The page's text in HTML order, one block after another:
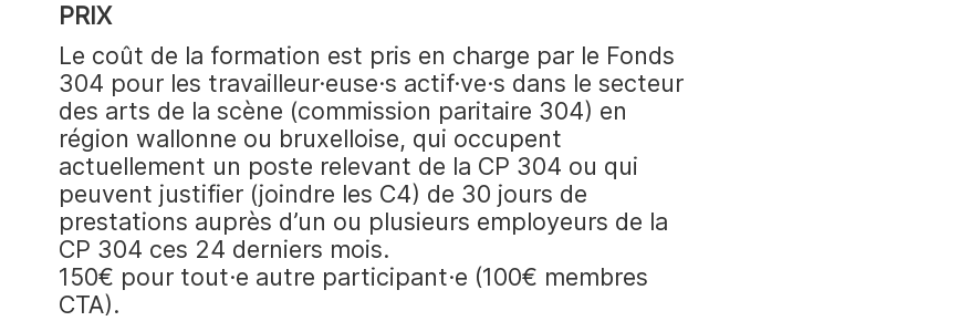
PRIX
Le coût de la formation est pris en charge par le Fonds
304 pour les travailleur·euse·s actif·ve·s dans le secteur
des arts de la scène (commission paritaire 304) en
région wallonne ou bruxelloise, qui occupent
actuellement un poste relevant de la CP 304 ou qui
peuvent justifier (joindre les C4) de 30 jours de
prestations auprès d’un ou plusieurs employeurs de la
CP 304 ces 24 derniers mois.
150€ pour tout·e autre participant·e (100€ membres
CTA).